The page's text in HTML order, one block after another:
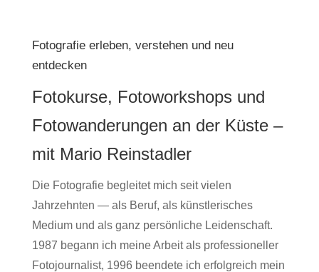
Fotografie erleben, verstehen und neu
entdecken
Fotokurse, Fotoworkshops und
Fotowanderungen an der Küste –
mit Mario Reinstadler
Die Fotografie begleitet mich seit vielen
Jahrzehnten — als Beruf, als künstlerisches
Medium und als ganz persönliche Leidenschaft.
1987 begann ich meine Arbeit als professioneller
Fotojournalist, 1996 beendete ich erfolgreich mein